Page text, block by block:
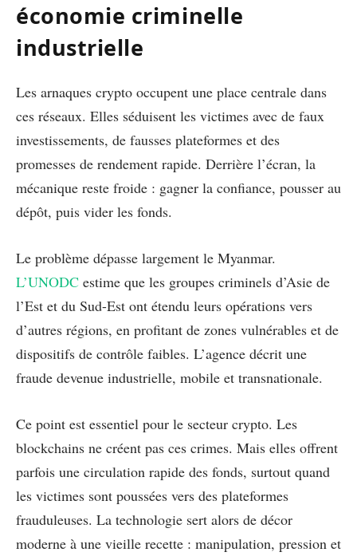
économie criminelle
industrielle
Les arnaques crypto occupent une place centrale dans
ces réseaux. Elles séduisent les victimes avec de faux
investissements, de fausses plateformes et des
promesses de rendement rapide. Derrière l’écran, la
mécanique reste froide : gagner la confiance, pousser au
dépôt, puis vider les fonds.
Le problème dépasse largement le Myanmar.
L’UNODC estime que les groupes criminels d’Asie de
l’Est et du Sud-Est ont étendu leurs opérations vers
d’autres régions, en profitant de zones vulnérables et de
dispositifs de contrôle faibles. L’agence décrit une
fraude devenue industrielle, mobile et transnationale.
Ce point est essentiel pour le secteur crypto. Les
blockchains ne créent pas ces crimes. Mais elles offrent
parfois une circulation rapide des fonds, surtout quand
les victimes sont poussées vers des plateformes
frauduleuses. La technologie sert alors de décor
moderne à une vieille recette : manipulation, pression et